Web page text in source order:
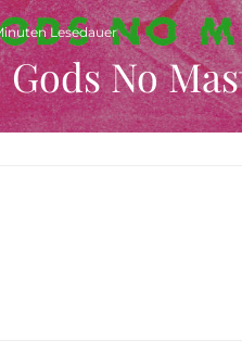
Lesedauer
No